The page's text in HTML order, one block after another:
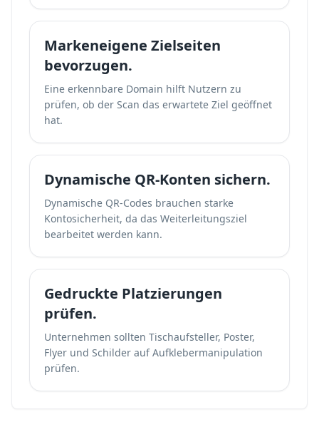
Markeneigene Zielseiten
bevorzugen.
Eine erkennbare Domain hilft Nutzern zu
prüfen, ob der Scan das erwartete Ziel geöffnet
hat.
Dynamische QR-Konten sichern.
Dynamische QR-Codes brauchen starke
Kontosicherheit, da das Weiterleitungsziel
bearbeitet werden kann.
Gedruckte Platzierungen
prüfen.
Unternehmen sollten Tischaufsteller, Poster,
Flyer und Schilder auf Aufklebermanipulation
prüfen.